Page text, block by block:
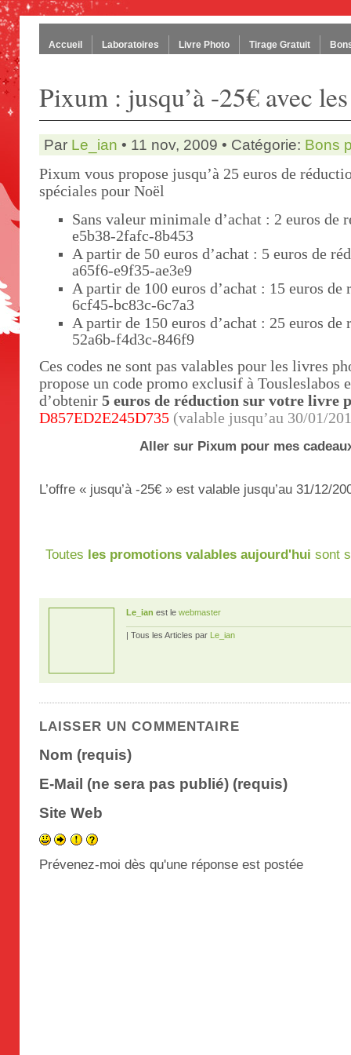
Accueil Laboratoires Livre Photo Tirage Gratuit
Pixum : jusqu’à -25€ avec
Par Le_ian • 11 nov, 2009 • Catégorie: Bons
Pixum vous propose jusqu’à 25 euros de
spéciales pour Noël
Sans valeur minimale d’achat : 2 euros de
e5b38-2fafc-8b453
A partir de 50 euros d’achat : 5 euros de
a65f6-e9f35-ae3e9
A partir de 100 euros d’achat : 15 euros de
6cf45-bc83c-6c7a3
A partir de 150 euros d’achat : 25 euros de
52a6b-f4d3c-846f9
Ces codes ne sont pas valables pour les livres
propose un code promo exclusif à Tousleslabos
d’obtenir 5 euros de réduction sur votre livre
D857ED2E245D735 (valable jusqu’au 30/01/
Aller sur Pixum pour mes
L’offre « jusqu’à -25€ » est valable jusqu’au 31/12/
Toutes les promotions valables aujourd'hui sont
Le_ian est le webmaster
| Tous les Articles par Le_ian
LAISSER UN COMMENTAIRE
Nom (requis)
E-Mail (ne sera pas publié) (requis)
Site Web
Prévenez-moi dès qu'une réponse est postée